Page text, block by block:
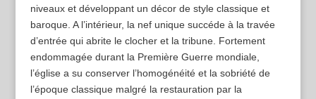
niveaux et développant un décor de style classique et
baroque. A l’intérieur, la nef unique succéde à la travée
d’entrée qui abrite le clocher et la tribune. Fortement
endommagée durant la Première Guerre mondiale,
l’église a su conserver l’homogénéité et la sobriété de
l’époque classique malgré la restauration par la